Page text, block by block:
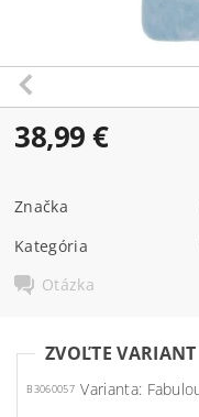
38,99 €
Značka
Kategória
Otázka
ZVOĽTE VARIANT
B3060057 Varianta: